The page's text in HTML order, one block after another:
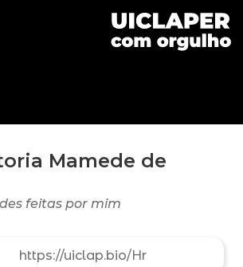
Mamede de
feitas por mim
https://uiclap.bio/Hr